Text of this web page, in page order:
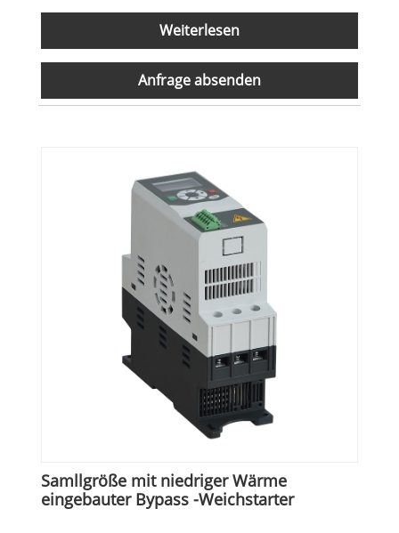
Weiterlesen
Anfrage absenden
Samllgröße mit niedriger Wärme
eingebauter Bypass -Weichstarter